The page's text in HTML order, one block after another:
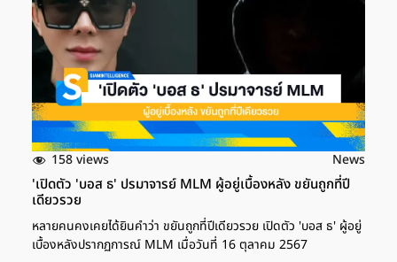
158 views News
'เปิดตัว 'บอส ธ' ปรมาจารย์ MLM ผู้อยู่เบื้องหลัง ขยันถูกที่ปี
เดียวรวย
หลายคนคงเคยได้ยินคำว่า ขยันถูกที่ปีเดียวรวย เปิดตัว 'บอส ธ' ผู้อยู่
เบื้องหลังปรากฏการณ์ MLM เมื่อวันที่ 16 ตุลาคม 2567